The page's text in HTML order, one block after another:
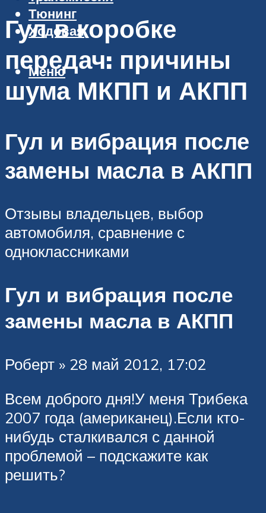
Тюнинг
Ходовая
Меню
Гул в коробке
передач: причины
шума МКПП и АКПП
Гул и вибрация после
замены масла в АКПП
Отзывы владельцев, выбор
автомобиля, сравнение с
одноклассниками
Гул и вибрация после
замены масла в АКПП
Роберт » 28 май 2012, 17:02
Всем доброго дня!У меня Трибека
2007 года (американец).Если кто-
нибудь сталкивался с данной
проблемой – подскажите как
решить?